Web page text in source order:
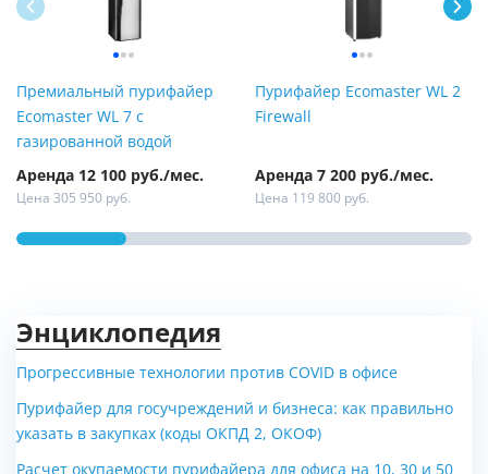
Премиальный пурифайер
Ecomaster WL 7 с
газированной водой
Аренда 12 100 руб./мес.
Цена 305 950 руб.
Пурифайер Ecomaster WL 2
Firewall
Аренда 7 200 руб./мес.
Цена 119 800 руб.
Обратный осмос Экодар
Система обратного осмоса
Энциклопедия
Прогрессивные технологии против COVID в офисе
Пурифайер для госучреждений и бизнеса: как правильно
указать в закупках (коды ОКПД 2, ОКОФ)
Расчет окупаемости пурифайера для офиса на 10, 30 и 50